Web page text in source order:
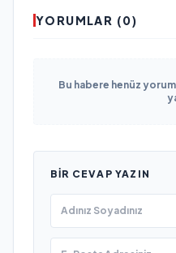
YORUMLAR (0)
Bu habere henüz yorum
BIR CEVAP YAZIN